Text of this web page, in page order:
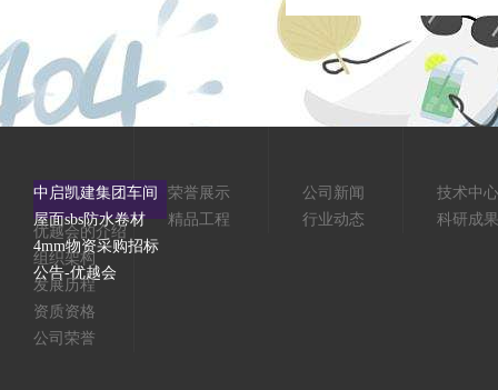
中启凯建集团车间
屋面sbs防水卷材
4mm物资采购招标
公告-优越会
优越会的介绍
组织架构
发展历程
资质资格
公司荣誉
荣誉展示
精品工程
公司新闻
行业动态
技术中心
科研成果